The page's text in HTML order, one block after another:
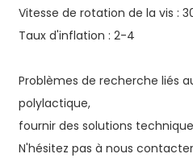
Vitesse de rotation de la vis :
Taux d'inflation : 2-4
Problèmes de recherche liés
polylactique,
fournir des solutions
N'hésitez pas à nous